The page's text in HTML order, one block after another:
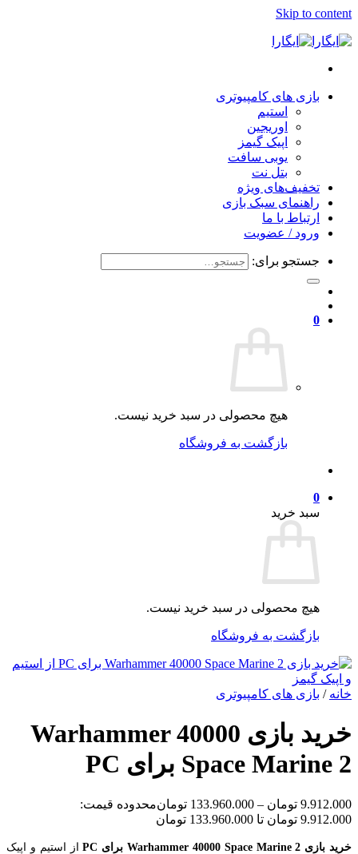
Skip to content
بازی های کامپیوتری
استیم
اوریجین
اپیک گیمز
یوبی سافت
بتل نت
تخفیف‌های ویژه
راهنمای سبک بازی
ارتباط با ما
ورود / عضویت
جستجو برای:
0
هیچ محصولی در سبد خرید نیست.
بازگشت به فروشگاه
0
سبد خرید
هیچ محصولی در سبد خرید نیست.
بازگشت به فروشگاه
خانه / بازی های کامپیوتری
خرید بازی Warhammer 40000
Space Marine 2 برای PC
9.912.000 تومان –
133.960.000 تومانمحدوده قیمت:
9.912.000 تومان تا 133.960.000 تومان
خرید بازی Warhammer 40000 Space Marine 2 برای PC
از استیم و اپیک